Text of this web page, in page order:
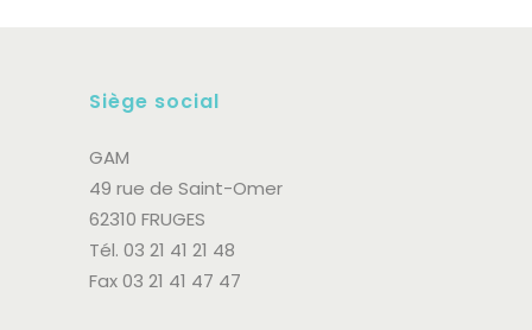
Siège social
GAM
49 rue de Saint-Omer
62310 FRUGES
Tél. 03 21 41 21 48
Fax 03 21 41 47 47